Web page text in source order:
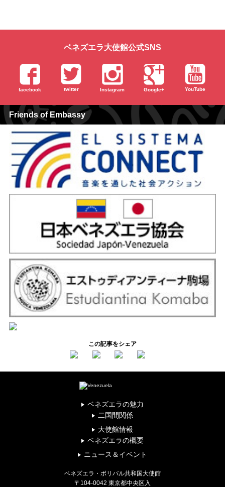
ベネズエラ大使館公式SNS
facebook twitter Instagram Google+ YouTube
Friends of Embassy
この記事をシェア
ベネズエラの魅力
二国間関係
大使館情報
ベネズエラの概要
ニュース＆イベント
ベネズエラ・ボリバル共和国大使館
〒104-0042 東京都中央区入